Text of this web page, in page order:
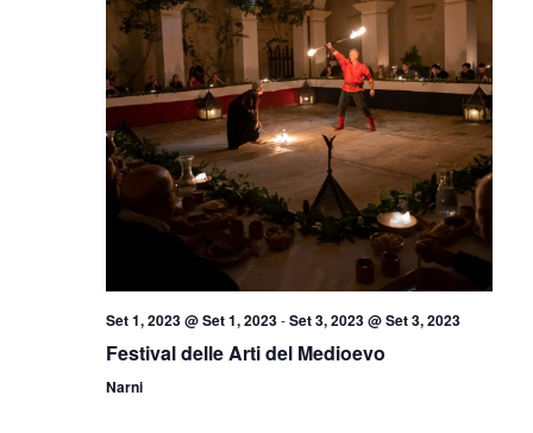
Set 1, 2023 @ Set 1, 2023-Set 3, 2023 @ Set 3, 2023
Festival delle Arti del Medioevo
Narni